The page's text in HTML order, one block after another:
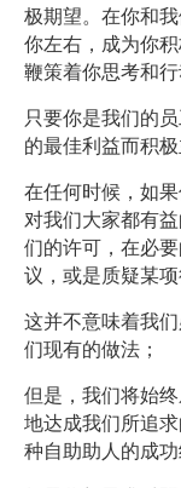
极期望。在你和
你左右，成为你
鞭策着你思考和行
只要你是我们的
的最佳利益而积极
在任何时候，如
对我们大家都有
们的许可，在必
议，或是质疑某项
这并不意味着我
们现有的做法；
但是，我们将始
地达成我们所追
种自助助人的成功